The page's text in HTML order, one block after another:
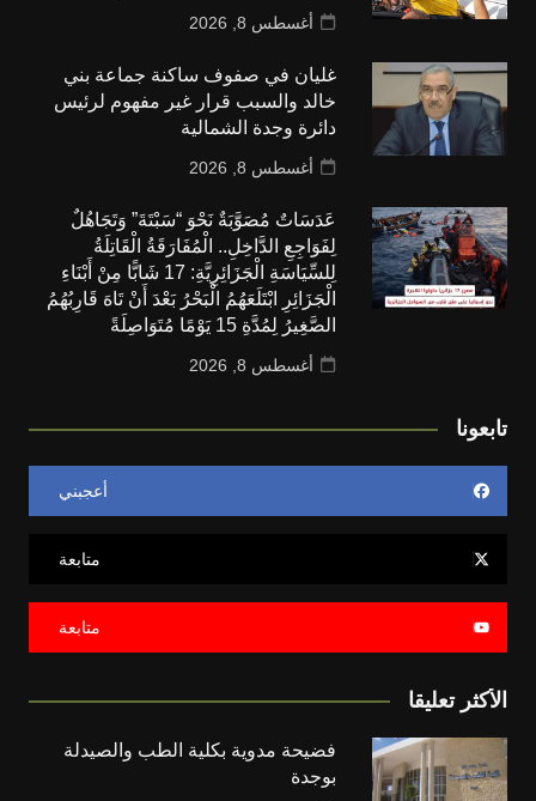
أغسطس 8, 2026
غليان في صفوف ساكنة جماعة بني
خالد والسبب قرار غير مفهوم لرئيس
دائرة وجدة الشمالية
أغسطس 8, 2026
عَدَسَاتٌ مُصَوَّبَةٌ نَحْوَ “سَبْتَةَ” وَتَجَاهُلٌ
لِفَوَاجِعِ الدَّاخِلِ.. الْمُفَارَقَةُ الْقَاتِلَةُ
لِلسِّيَاسَةِ الْجَزَائِرِيَّةِ: 17 شَابًّا مِنْ أَبْنَاءِ
الْجَزَائِرِ ابْتَلَعَهُمُ الْبَحْرُ بَعْدَ أَنْ تَاهَ قَارِبُهُمُ
الصَّغِيرُ لِمُدَّةِ 15 يَوْمًا مُتَوَاصِلَةً
أغسطس 8, 2026
تابعونا
أعجبني
متابعة
متابعة
الأكثر تعليقا
فضيحة مدوية بكلية الطب والصيدلة
بوجدة